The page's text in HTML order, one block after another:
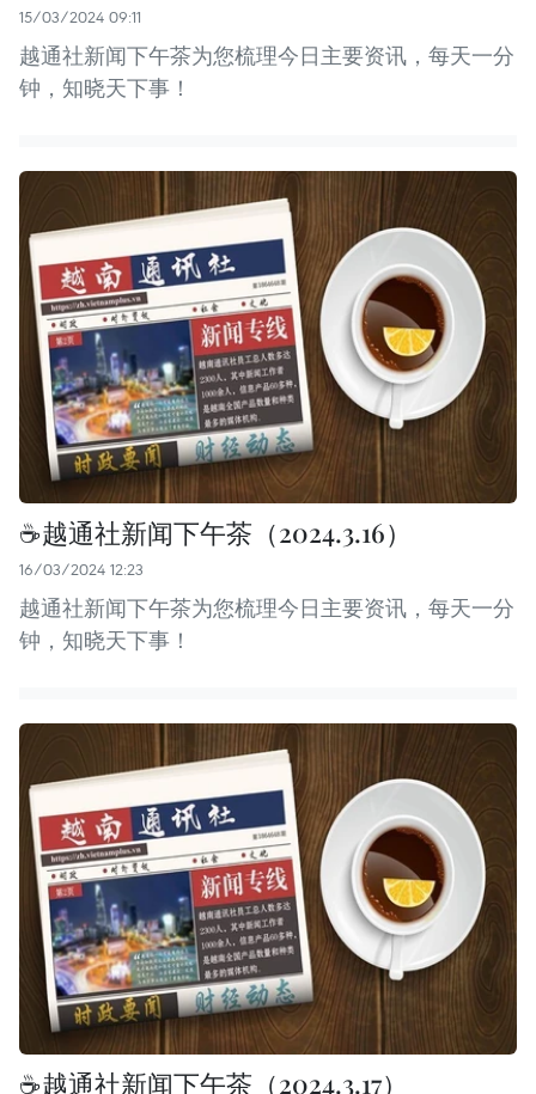
15/03/2024 09:11
越通社新闻下午茶为您梳理今日主要资讯，每天一分
钟，知晓天下事！
☕️越通社新闻下午茶（2024.3.16）
16/03/2024 12:23
越通社新闻下午茶为您梳理今日主要资讯，每天一分
钟，知晓天下事！
☕️越通社新闻下午茶（2024.3.17）